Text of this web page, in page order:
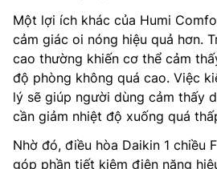
Một lợi ích khác của Humi
cảm giác oi nóng hiệu quả hơn.
cao thường khiến cơ thể cảm
độ phòng không quá cao. Việc
lý sẽ giúp người dùng cảm thấy
cần giảm nhiệt độ xuống quá
Nhờ đó, điều hòa Daikin 1 chiều
góp phần tiết kiệm điện năng